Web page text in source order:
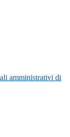
amministrativi di